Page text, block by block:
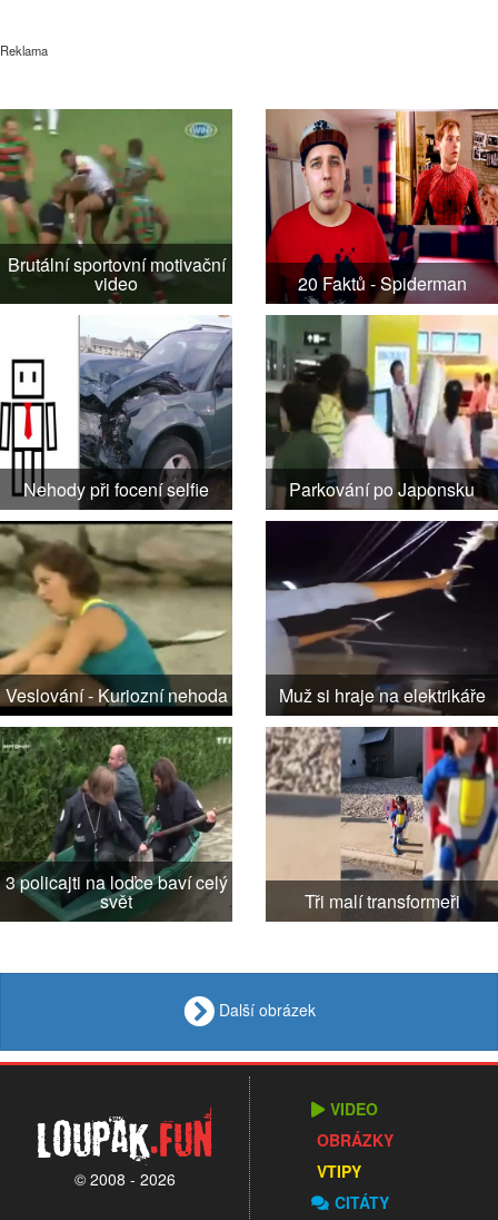
Reklama
Brutální sportovní motivační
video 20 Faktů - Spiderman
Nehody při focení selfie Parkování po Japonsku
Veslování - Kuriozní nehoda Muž si hraje na elektrikáře
3 policajti na loďce baví celý
svět Tři malí transformeři
Další obrázek
Loupak.fun
© 2008 - 2026
VIDEO
OBRÁZKY
VTIPY
CITÁTY